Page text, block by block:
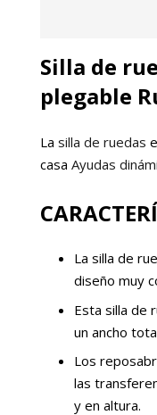
Silla de
plegable
La silla de ruedas
casa Ayudas
La silla de
diseño muy
Esta silla de
un ancho
Los
las
y en altura.